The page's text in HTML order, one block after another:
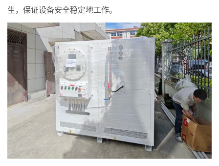
生，保证设备安全稳定地工作。